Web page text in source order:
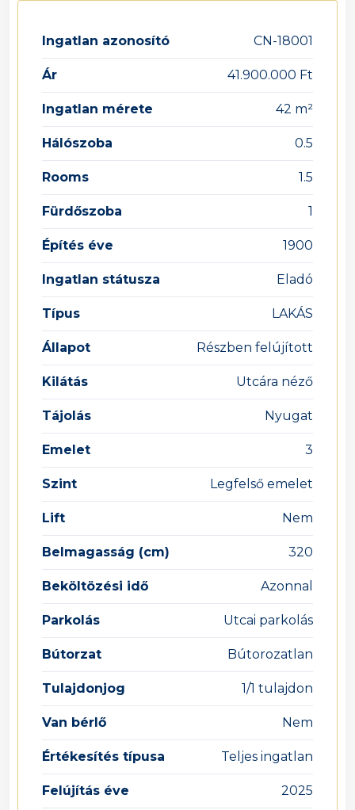
Ingatlan azonosító CN-18001
Ár 41.900.000 Ft
Ingatlan mérete 42 m²
Hálószoba 0.5
Rooms 1.5
Fürdőszoba 1
Építés éve 1900
Ingatlan státusza Eladó
Típus LAKÁS
Állapot Részben felújított
Kilátás Utcára néző
Tájolás Nyugat
Emelet 3
Szint Legfelső emelet
Lift Nem
Belmagasság (cm) 320
Beköltözési idő Azonnal
Parkolás Utcai parkolás
Bútorzat Bútorozatlan
Tulajdonjog 1/1 tulajdon
Van bérlő Nem
Értékesítés típusa Teljes ingatlan
Felújítás éve 2025